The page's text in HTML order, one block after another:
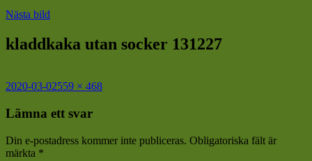
Nästa bild
kladdkaka utan socker 131227
Postat
2020-03-02Full
559 × 468
Lämna ett svar
Din e-postadress kommer inte publiceras. Obligatoriska fält är
märkta *